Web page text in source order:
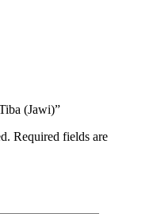
(Jawi)”
Required fields are